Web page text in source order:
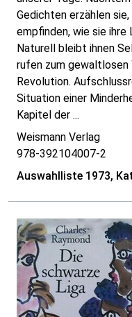
Gedichten erzählen
empfinden, wie sie ihre
Naturell bleibt ihnen
rufen zum gewaltlosen
Revolution.
Situation einer
Kapitel der ...
Weismann Verlag
978-392104007-2
Auswahlliste 1973,